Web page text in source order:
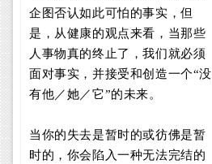
企图否认如此可怕的事实，但
是，从健康的观点来看，当那些
人事物真的终止了，我们就必须
面对事实，并接受和创造一个“没
有他／她／它”的未来。
当你的失去是暂时的或彷佛是暂
时的，你会陷入一种无法完结的